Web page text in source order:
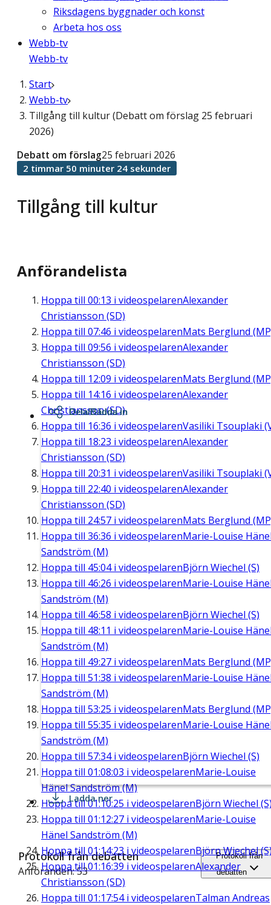
Riksdagens byggnader och konst
Arbeta hos oss
Webb-tv
Webb-tv
Start
Webb-tv
Tillgång till kultur (Debatt om förslag 25 februari
2026)
Tillgång till kultur
Debatt om förslag25 februari 2026
2 timmar 50 minuter 24 sekunder
Anförandelista
Hoppa till 00:13 i videospelarenAlexander
Christiansson (SD)
Hoppa till 07:46 i videospelarenMats Berglund
Hoppa till 09:56 i videospelarenAlexander
Christiansson (SD)
Hoppa till 12:09 i videospelarenMats Berglund
Hoppa till 14:16 i videospelarenAlexander
Christiansson (SD)
Hoppa till 16:36 i videospelarenVasiliki Tsouplaki
Hoppa till 18:23 i videospelarenAlexander
Christiansson (SD)
Hoppa till 20:31 i videospelarenVasiliki Tsouplaki
Hoppa till 22:40 i videospelarenAlexander
Christiansson (SD)
Hoppa till 24:57 i videospelarenMats Berglund
Hoppa till 36:36 i videospelarenMarie-Louise
Sandström (M)
Hoppa till 45:04i videospelarenBjörn Wiechel (S)
Hoppa till 46:26 i videospelarenMarie-Louise
Sandström (M)
Hoppa till 46:58 i videospelarenBjörn Wiechel (S)
Hoppa till 48:11 i videospelarenMarie-Louise
Sandström (M)
Hoppa till 49:27 i videospelarenMats Berglund
Hoppa till 51:38 i videospelarenMarie-Louise
Sandström (M)
Hoppa till 53:25 i videospelarenMats Berglund
Hoppa till 55:35 i videospelarenMarie-Louise
Sandström (M)
Hoppa till 57:34i videospelarenBjörn Wiechel (S)
Hoppa till 01:08:03 i videospelarenMarie-Louise
Hänel Sandström (M)
Hoppa till01:10:25 i videospelarenBjörn Wiechel
Hoppa till 01:12:27 i videospelarenMarie-Louise
Hänel Sandström (M)
Hoppa till 01:14:23 i videospelarenBjörn Wiechel
Hoppa till01:16:39 i videospelarenAlexander
Christiansson (SD)
Hoppa till 01:17:54i videospelarenTalman Andreas
Dela/Bädda in
Ladda ner
Protokoll från debatten
Anföranden: 53
Protokoll från
debatten